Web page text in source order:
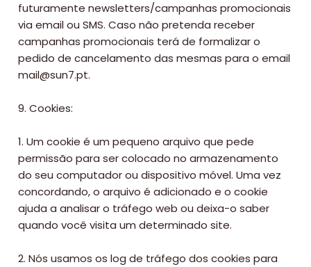
futuramente newsletters/campanhas promocionais
via email ou SMS. Caso não pretenda receber
campanhas promocionais terá de formalizar o
pedido de cancelamento das mesmas para o email
mail@sun7.pt.
9. Cookies:
1. Um cookie é um pequeno arquivo que pede
permissão para ser colocado no armazenamento
do seu computador ou dispositivo móvel. Uma vez
concordando, o arquivo é adicionado e o cookie
ajuda a analisar o tráfego web ou deixa-o saber
quando você visita um determinado site.
2. Nós usamos os log de tráfego dos cookies para